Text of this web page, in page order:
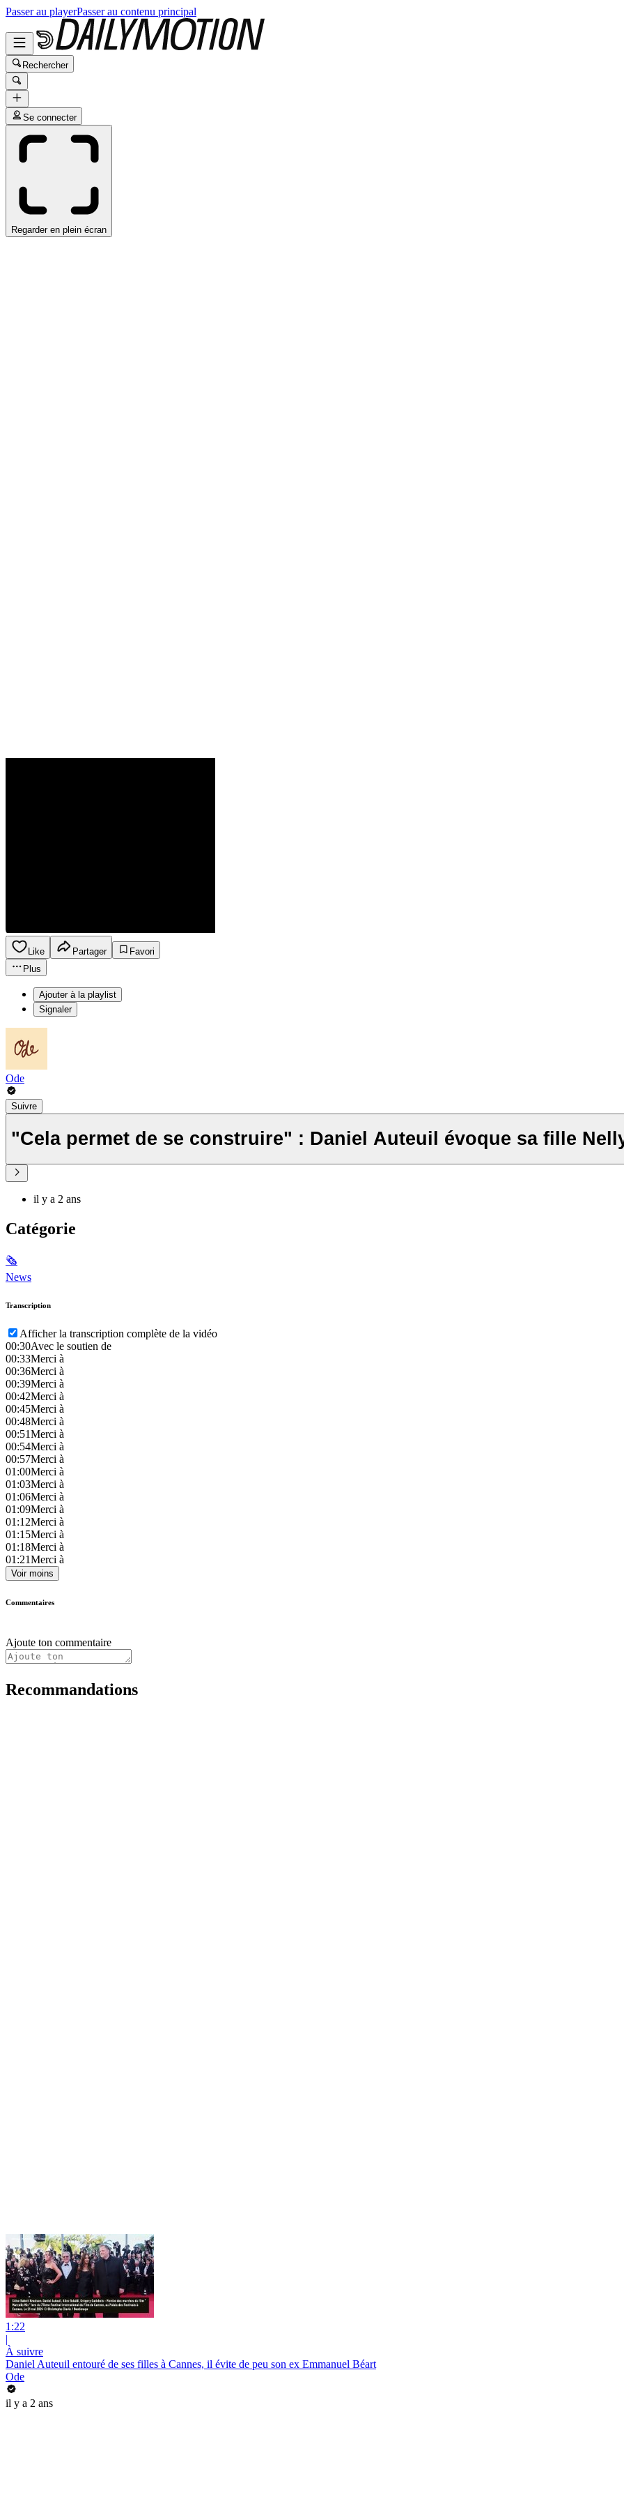
Passer au playerPasser au contenu principal
Rechercher
Se connecter
Regarder en plein écran
Like Partager
Favori
Plus
Ajouter à la playlist
Signaler
Ode
Suivre
"Cela permet de se construire" : Daniel Auteuil évoque sa fille
il y a 2 ans
Catégorie
🗞
News
Transcription
Afficher la transcription complète de la vidéo
00:30Avec le soutien de
00:33Merci à
00:36Merci à
00:39Merci à
00:42Merci à
00:45Merci à
00:48Merci à
00:51Merci à
00:54Merci à
00:57Merci à
01:00Merci à
01:03Merci à
01:06Merci à
01:09Merci à
01:12Merci à
01:15Merci à
01:18Merci à
01:21Merci à
Voir moins
Commentaires
Ajoute ton commentaire
Recommandations
1:22
|
À suivre
Daniel Auteuil entouré de ses filles à Cannes, il évite de peu son ex Emmanuel Béart
Ode
il y a 2 ans